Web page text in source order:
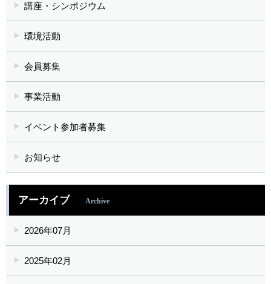
講座・シンポジウム
環境活動
会員募集
事業活動
イベント参加者募集
お知らせ
アーカイブ Archive
2026年07月
2025年02月